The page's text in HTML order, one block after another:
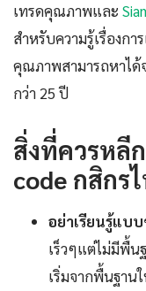
เทรดคุณภาพและ
สำหรับความรู้เรื่องก
คุณภาพสามารถหาได้
กว่า 25 ปี
สิ่งที่ควรหลี
code กสิกร
อย่าเรียนรู้แบ
เร็วๆแต่ไม่มีพื้น
เริ่มจากพื้นฐา